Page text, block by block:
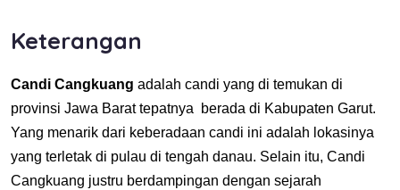
Keterangan
Candi Cangkuang adalah candi yang di temukan di
provinsi Jawa Barat tepatnya berada di Kabupaten Garut.
Yang menarik dari keberadaan candi ini adalah lokasinya
yang terletak di pulau di tengah danau. Selain itu, Candi
Cangkuang justru berdampingan dengan sejarah